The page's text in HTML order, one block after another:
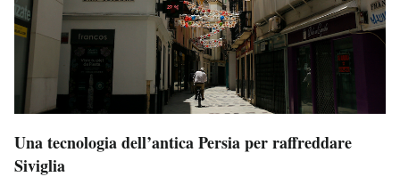
Una tecnologia dell’antica Persia per raffreddare
Siviglia